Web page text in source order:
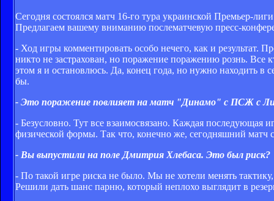
Сегодня состоялся матч 16-го тура украинской Премьер-
Предлагаем вашему вниманию послематчевую пресс-
- Ход игры комментировать особо нечего, как и результат.
никто не застрахован, но поражение поражению рознь. Все
этом я и остановлюсь. Да, конец года, но нужно находить в
бы.
- Это поражение повлияет на матч "Динамо" с ПСЖ с
- Безусловно. Тут все взаимосвязано. Каждая последующая
физической формы. Так что, конечно же, сегодняшний
- Вы выпустили на поле Дмитрия Хлебаса. Это был риск?
- По такой игре риска не было. Мы не хотели менять
Решили дать шанс парню, который неплохо выглядит в